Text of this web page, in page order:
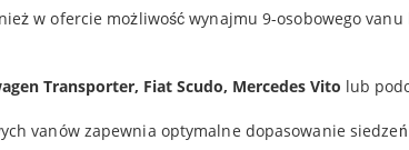
w ofercie możliwość wynajmu 9-osobowego
Transporter, Fiat Scudo, Mercedes Vito lub
vanów zapewnia optymalne dopasowanie